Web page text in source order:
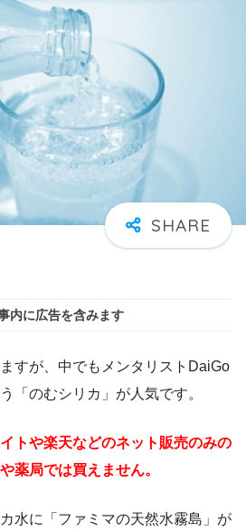
内に広告を含みます
すが、中でもメンタリストDaiGo
「のむシリカ」が人気です。
トや楽天などのネット販売のみの
薬局では買えません。
水に「ファミマの天然水霧島」が